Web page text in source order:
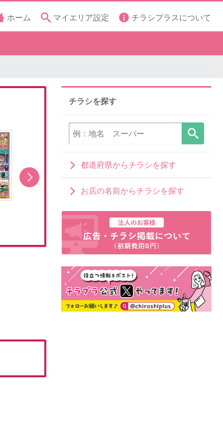
ホーム マイエリア設定 チラシプラスについて
本日公開中のチラシ
チラシを探す
都道府県からチラシを探す
お店の名前からチラシを探す